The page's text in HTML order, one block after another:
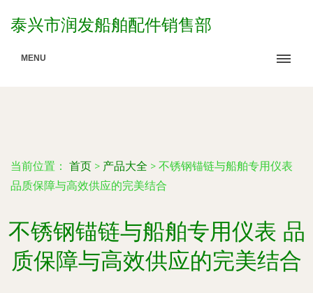
泰兴市润发船舶配件销售部
MENU
当前位置： 首页 > 产品大全 > 不锈钢锚链与船舶专用仪表
品质保障与高效供应的完美结合
不锈钢锚链与船舶专用仪表 品
质保障与高效供应的完美结合